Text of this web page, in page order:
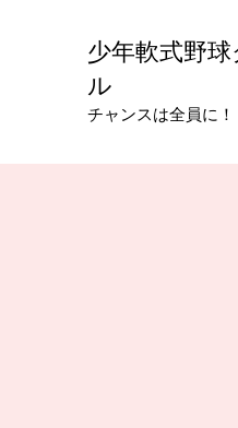
少年軟式野
ル
チャンスは全員に！